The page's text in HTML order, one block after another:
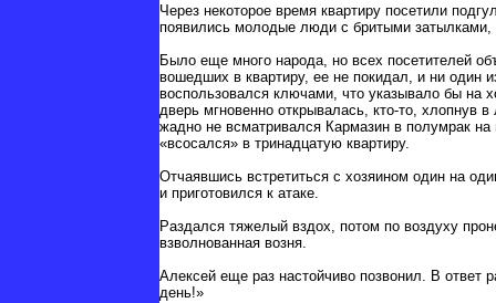
Через некоторое время квартиру посетили
появились молодые люди с бритыми затылками,
Было еще много народа, но всех посетителей
вошедших в квартиру, ее не покидал, и ни один
воспользовался ключами, что указывало бы на
дверь мгновенно открывалась, кто-то, хлопнув
жадно не всматривался Кармазин в полумрак
«всосался» в тринадцатую квартиру.
Отчаявшись встретиться с хозяином один на
и приготовился к атаке.
Раздался тяжелый вздох, потом по воздуху
взволнованная возня.
Алексей еще раз настойчиво позвонил. В ответ
день!»